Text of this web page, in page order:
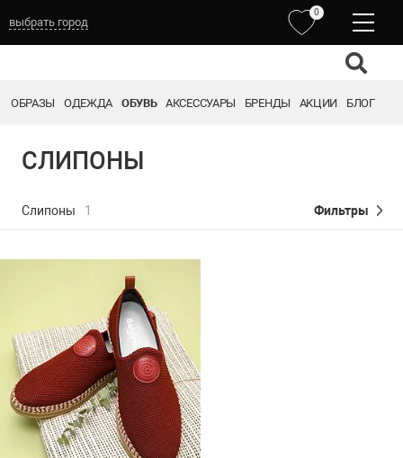
выбрать город
0
ОБРАЗЫ ОДЕЖДА ОБУВЬ АКСЕССУАРЫ БРЕНДЫ АКЦИИ БЛОГ
СЛИПОНЫ
Слипоны 1 Фильтры